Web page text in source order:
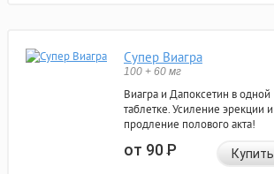
Супер Виагра
100 + 60 мг
Виагра и Дапоксетин в одной
таблетке. Усиление эрекции и
продление полового акта!
от 90Р Купить